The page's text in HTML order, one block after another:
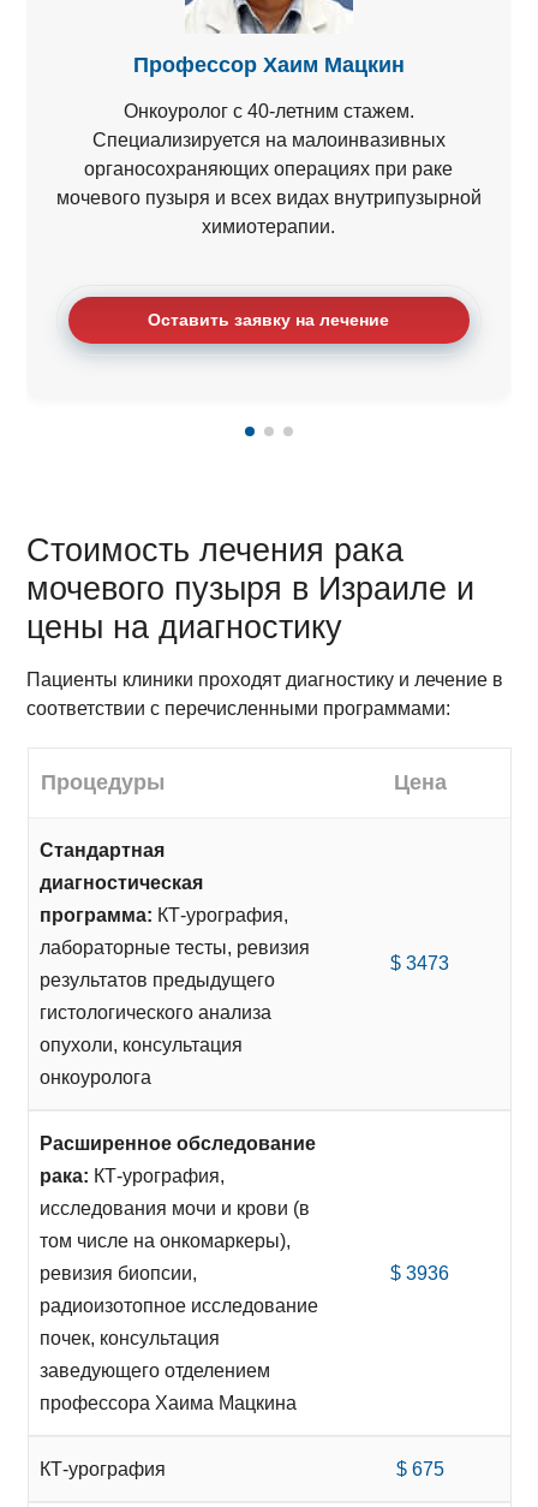
Профессор Хаим Мацкин
Онкоуролог с 40-летним стажем.
Специализируется на малоинвазивных
органосохраняющих операциях при раке
мочевого пузыря и всех видах внутрипузырной
химиотерапии.
Оставить заявку на лечение
Стоимость лечения рака
мочевого пузыря в Израиле и
цены на диагностику
Пациенты клиники проходят диагностику и лечение в
соответствии с перечисленными программами:
Процедуры Цена
Стандартная
диагностическая
программа: КТ-урография,
лабораторные тесты, ревизия
результатов предыдущего
гистологического анализа
опухоли, консультация
онкоуролога
$ 3473
Расширенное обследование
рака: КТ-урография,
исследования мочи и крови (в
том числе на онкомаркеры),
ревизия биопсии,
радиоизотопное исследование
почек, консультация
заведующего отделением
профессора Хаима Мацкина
$ 3936
КТ-урография $ 675